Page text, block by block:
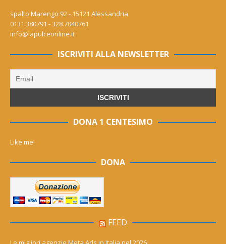
spalto Marengo 92 - 15121 Alessandria
0131.380791 - 328.7040761
info@lapulceonline.it
ISCRIVITI ALLA NEWSLETTER
DONA 1 CENTESIMO
Like me!
DONA
FEED